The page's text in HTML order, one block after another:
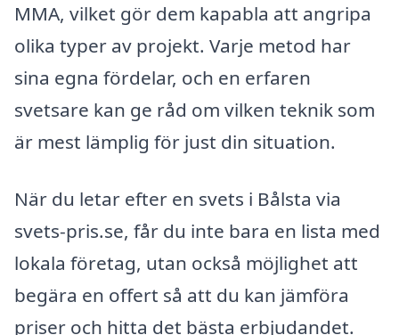
MMA, vilket gör dem kapabla att angripa
olika typer av projekt. Varje metod har
sina egna fördelar, och en erfaren
svetsare kan ge råd om vilken teknik som
är mest lämplig för just din situation.
När du letar efter en svets i Bålsta via
svets-pris.se, får du inte bara en lista med
lokala företag, utan också möjlighet att
begära en offert så att du kan jämföra
priser och hitta det bästa erbjudandet.